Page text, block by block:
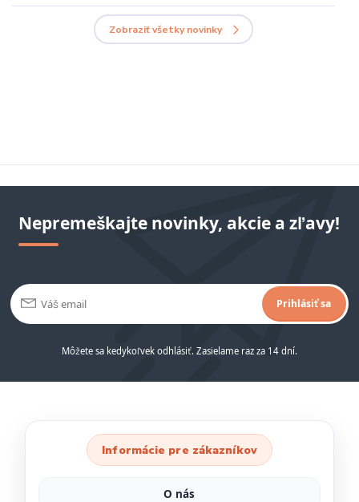
Zobraziť všetky novinky
Nepremeškajte novinky, akcie a zľavy!
Prihlásiť sa
Môžete sa kedykoľvek odhlásiť. Zasielame raz za 14 dní.
Informácie pre zákazníkov
O nás